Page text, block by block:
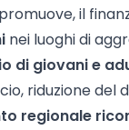
promuove, il
nei luoghi di
di giovani e
riduzione del
regionale